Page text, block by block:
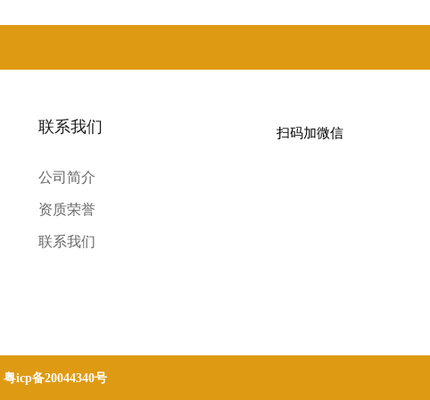
联系我们
公司简介
资质荣誉
联系我们
扫码加微信
粤icp备20044340号